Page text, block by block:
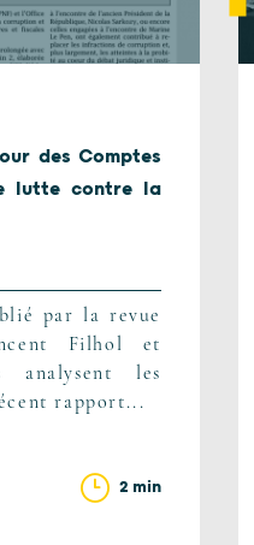
des Comptes
lutte contre la
par la revue
Filhol et
analysent les
rapport...
2 min